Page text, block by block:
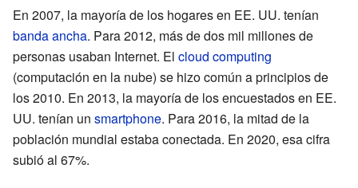
En 2007, la mayoría de los hogares en EE. UU. tenían
banda ancha. Para 2012, más de dos mil millones de
personas usaban Internet. El cloud computing
(computación en la nube) se hizo común a principios de
los 2010. En 2013, la mayoría de los encuestados en EE.
UU. tenían un smartphone. Para 2016, la mitad de la
población mundial estaba conectada. En 2020, esa cifra
subió al 67%.